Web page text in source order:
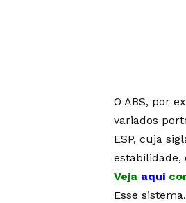
O ABS, por
variados
ESP, cuja
estabilidade,
Veja aqui
Esse